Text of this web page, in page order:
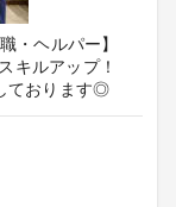
・ヘルパー】
キルアップ！
ております◎